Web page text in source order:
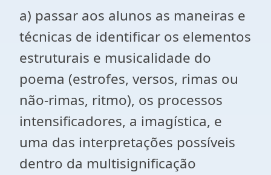
a) passar aos alunos as maneiras e
técnicas de identificar os elementos
estruturais e musicalidade do
poema (estrofes, versos, rimas ou
não-rimas, ritmo), os processos
intensificadores, a imagística, e
uma das interpretações possíveis
dentro da multisignificação